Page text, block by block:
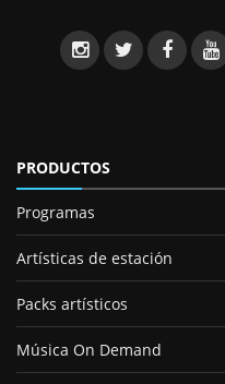
PRODUCTOS
Programas
Artísticas de estación
Packs artísticos
Música On Demand